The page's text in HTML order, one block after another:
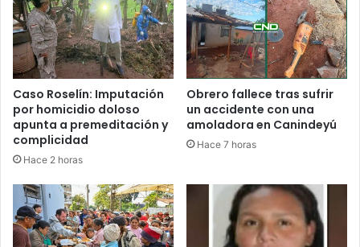
Caso Roselín: Imputación
por homicidio doloso
apunta a premeditación y
complicidad
Hace 2 horas
Obrero fallece tras sufrir
un accidente con una
amoladora en Canindeyú
Hace 7 horas